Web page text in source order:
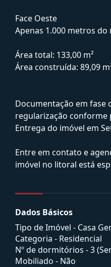
Face Oeste
Apenas 1.000 metros do
Área total: 133,00 m²
Área construída: 89,09
Documentação em fase
regularização
Entrega do imóvel em
Entre em contato e
imóvel no litoral está
Dados Básicos
Tipo de Imóvel - Casa
Categoria - Residencial
Nº de dormitórios - 3
Mobiliado - Não